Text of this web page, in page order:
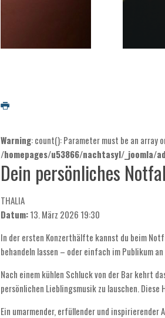
Warning: count(): Parameter must be an array
/homepages/u53866/nachtasyl/
Dein persönliches
THALIA
Datum:13. März 2026 19:30
In der ersten Konzerthälfte kannst du beim
behandeln lassen – oder einfach im Publikum
Nach einem kühlen Schluck von der Bar kehrt
persönlichen Lieblingsmusik zu lauschen.
Ein umarmender, erfüllender und